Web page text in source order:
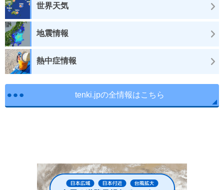
世界天気
地震情報
熱中症情報
tenki.jpの全情報はこちら